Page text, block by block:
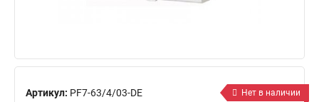
Артикул: PF7-63/4/03-DE
Нет в наличии